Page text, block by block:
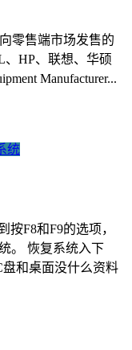
零售端市场发售的
、HP、联想、华硕
Manufacturer...
统
F8和F9的选项，
。 恢复系统入下
和桌面没什么资料